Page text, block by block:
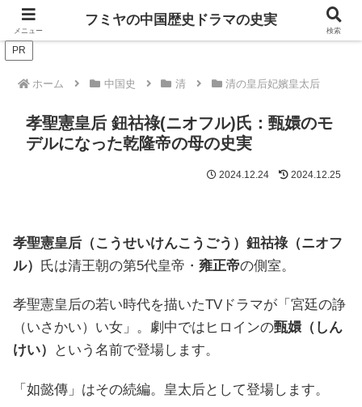
ドラマは歴史を知るともっと面白い！
PR
ホーム 中国史 清 清の皇后妃嬪皇太后
孝聖憲皇后 鈕祜祿(ニオフル)氏：甄嬛のモ
デルになった乾隆帝の母の史実
2024.12.24 2024.12.25
孝聖憲皇后（こうせいけんこうごう）鈕祜祿（ニオフ
ル） 氏は清王朝の第5代皇帝・ 雍正帝の側室。
孝聖憲皇后の若い時代を描いたTVドラマが「宮廷の諍
（いさかい）い女」。劇中ではヒロインの甄嬛（しん
けい）
という名前で登場します。
「如懿傳」はその続編。皇太后として登場します。
メニュー
フミヤの中国歴史ドラマの史実
検索